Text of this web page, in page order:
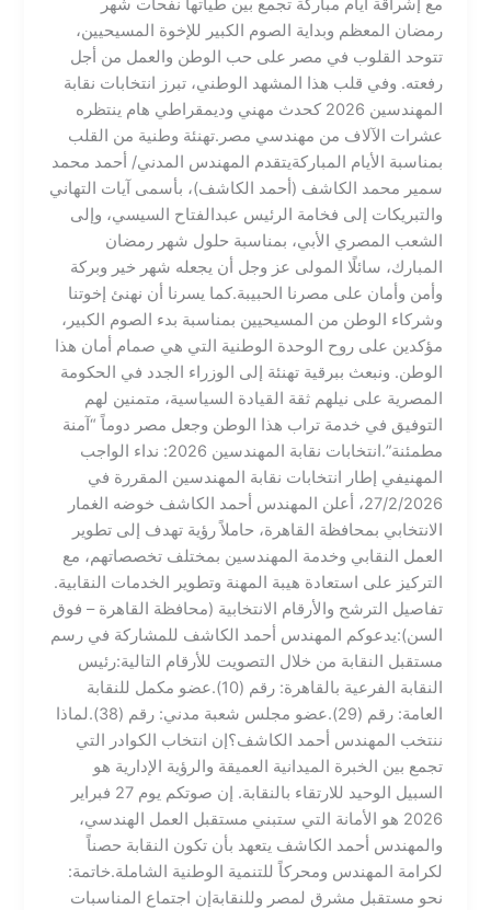
مع إشراقة أيام مباركة تجمع بين طياتها نفحات شهر
رمضان المعظم وبداية الصوم الكبير للإخوة المسيحيين،
تتوحد القلوب في مصر على حب الوطن والعمل من أجل
رفعته. وفي قلب هذا المشهد الوطني، تبرز انتخابات نقابة
المهندسين 2026 كحدث مهني وديمقراطي هام ينتظره
عشرات الآلاف من مهندسي مصر.​تهنئة وطنية من القلب
بمناسبة الأيام المباركة​يتقدم المهندس المدني/ أحمد محمد
سمير محمد الكاشف (أحمد الكاشف)، بأسمى آيات التهاني
والتبريكات إلى فخامة الرئيس عبدالفتاح السيسي، وإلى
الشعب المصري الأبي، بمناسبة حلول شهر رمضان
المبارك، سائلًا المولى عز وجل أن يجعله شهر خير وبركة
وأمن وأمان على مصرنا الحبيبة.​كما يسرنا أن نهنئ إخوتنا
وشركاء الوطن من المسيحيين بمناسبة بدء الصوم الكبير،
مؤكدين على روح الوحدة الوطنية التي هي صمام أمان هذا
الوطن. ونبعث ببرقية تهنئة إلى الوزراء الجدد في الحكومة
المصرية على نيلهم ثقة القيادة السياسية، متمنين لهم
التوفيق في خدمة تراب هذا الوطن وجعل مصر دوماً “آمنة
مطمئنة”.​انتخابات نقابة المهندسين 2026: نداء الواجب
المهني​في إطار انتخابات نقابة المهندسين المقررة في
27/2/2026، أعلن المهندس أحمد الكاشف خوضه الغمار
الانتخابي بمحافظة القاهرة، حاملاً رؤية تهدف إلى تطوير
العمل النقابي وخدمة المهندسين بمختلف تخصصاتهم، مع
التركيز على استعادة هيبة المهنة وتطوير الخدمات النقابية.​
تفاصيل الترشح والأرقام الانتخابية (محافظة القاهرة – فوق
السن):​يدعوكم المهندس أحمد الكاشف للمشاركة في رسم
مستقبل النقابة من خلال التصويت للأرقام التالية:​رئيس
النقابة الفرعية بالقاهرة: رقم (10).​عضو مكمل للنقابة
العامة: رقم (29).​عضو مجلس شعبة مدني: رقم (38).​لماذا
ننتخب المهندس أحمد الكاشف؟إن انتخاب الكوادر التي
تجمع بين الخبرة الميدانية العميقة والرؤية الإدارية هو
السبيل الوحيد للارتقاء بالنقابة. إن صوتكم يوم 27 فبراير
2026 هو الأمانة التي ستبني مستقبل العمل الهندسي،
والمهندس أحمد الكاشف يتعهد بأن تكون النقابة حصناً
لكرامة المهندس ومحركاً للتنمية الوطنية الشاملة.​خاتمة:
نحو مستقبل مشرق لمصر وللنقابة​إن اجتماع المناسبات